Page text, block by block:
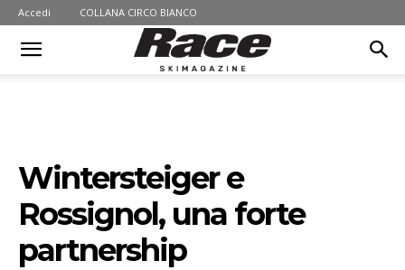
Accedi COLLANA CIRCO BIANCO
Wintersteiger e
Rossignol, una forte
partnership